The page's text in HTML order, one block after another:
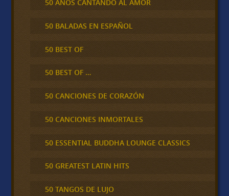
50 AÑOS CANTANDO AL AMOR
50 BALADAS EN ESPAÑOL
50 BEST OF
50 BEST OF …
50 CANCIONES DE CORAZÓN
50 CANCIONES INMORTALES
50 ESSENTIAL BUDDHA LOUNGE CLASSICS
50 GREATEST LATIN HITS
50 TANGOS DE LUJO